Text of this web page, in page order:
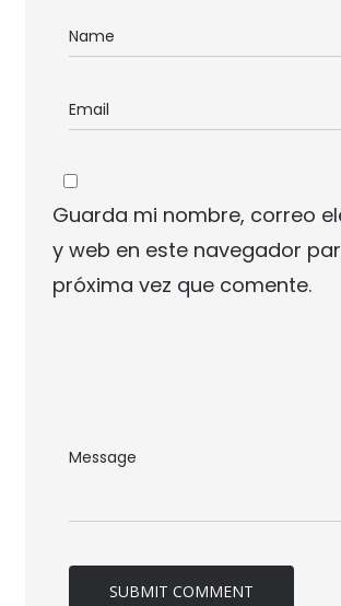
Guarda mi nombre, correo
y web en este navegador
próxima vez que comente.